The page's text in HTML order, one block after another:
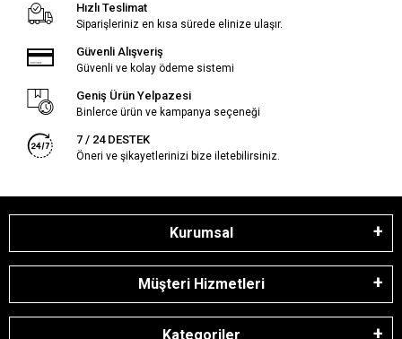
Hızlı Teslimat
Siparişleriniz en kısa sürede elinize ulaşır.
Güvenli Alışveriş
Güvenli ve kolay ödeme sistemi
Geniş Ürün Yelpazesi
Binlerce ürün ve kampanya seçeneği
7 / 24 DESTEK
Öneri ve şikayetlerinizi bize iletebilirsiniz.
Kurumsal
Müşteri Hizmetleri
Kategoriler